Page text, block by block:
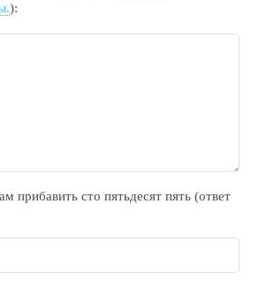
):
прибавить cто пятьдecят пять (ответ